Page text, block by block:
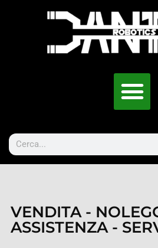
VENDITA -
ASSISTENZA -